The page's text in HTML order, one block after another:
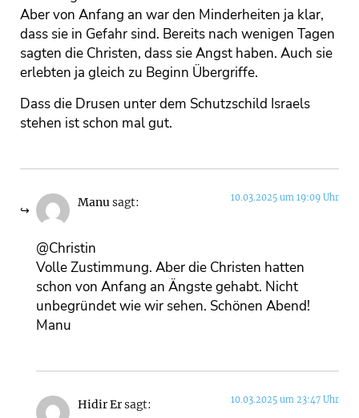
Aber von Anfang an war den Minderheiten ja klar,
dass sie in Gefahr sind. Bereits nach wenigen Tagen
sagten die Christen, dass sie Angst haben. Auch sie
erlebten ja gleich zu Beginn Übergriffe.
Dass die Drusen unter dem Schutzschild Israels
stehen ist schon mal gut.
Manusagt: 10.03.2025 um 19:09 Uhr
@Christin
Volle Zustimmung. Aber die Christen hatten
schon von Anfang an Ängste gehabt. Nicht
unbegründet wie wir sehen. Schönen Abend!
Manu
Hidir Ersagt: 10.03.2025 um 23:47 Uhr